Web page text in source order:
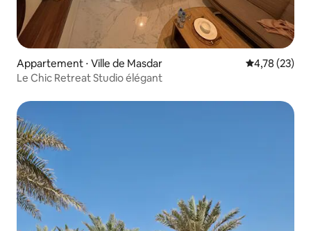
Appartement ⋅ Ville de Masdar Évaluation
4,78 (23)
Le Chic Retreat Studio élégant